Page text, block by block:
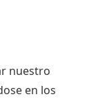
nuestro
en los